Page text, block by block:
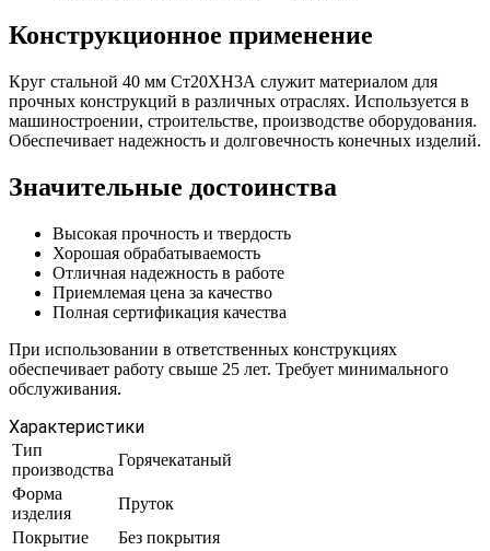
Конструкционное применение
Круг стальной 40 мм Ст20ХН3А служит материалом для
прочных конструкций в различных отраслях. Используется в
машиностроении, строительстве, производстве оборудования.
Обеспечивает надежность и долговечность конечных изделий.
Значительные достоинства
Высокая прочность и твердость
Хорошая обрабатываемость
Отличная надежность в работе
Приемлемая цена за качество
Полная сертификация качества
При использовании в ответственных конструкциях
обеспечивает работу свыше 25 лет. Требует минимального
обслуживания.
Характеристики
Тип
производства
Горячекатаный
Форма
изделия
Пруток
Покрытие
Без покрытия